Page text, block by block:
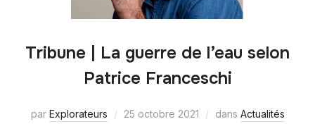
Tribune | La guerre de l’eau selon
Patrice Franceschi
par Explorateurs 25 octobre 2021 dans Actualités